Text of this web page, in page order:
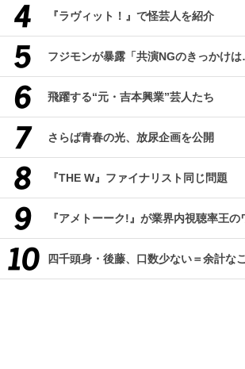
『ラヴィット！』で怪芸人を紹介
フジモンが暴露「共演NGのきっかけ
飛躍する“元・吉本興業”芸人たち
さらば青春の光、放尿企画を公開
『THE W』ファイナリスト同じ問題
『アメトーーク!』が業界内視聴率王の
四千頭身・後藤、口数少ない＝余計な